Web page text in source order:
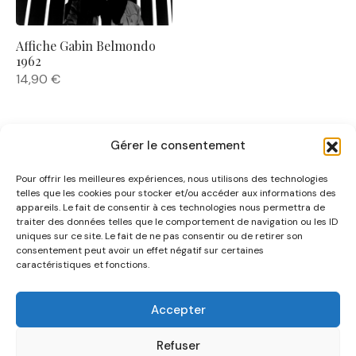
Gérer le consentement
Pour offrir les meilleures expériences, nous utilisons des technologies
telles que les cookies pour stocker et/ou accéder aux informations des
appareils. Le fait de consentir à ces technologies nous permettra de
traiter des données telles que le comportement de navigation ou les ID
uniques sur ce site. Le fait de ne pas consentir ou de retirer son
consentement peut avoir un effet négatif sur certaines
caractéristiques et fonctions.
Accepter
Refuser
Affiche Gabin Belmondo
1962
14,90 €
NOUS CONNAÎTRE